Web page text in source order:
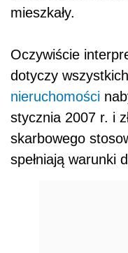
mieszkały.
Oczywiście
dotyczy
nieruchomości
stycznia 2007 r. i
skarbowego
spełniają warunki